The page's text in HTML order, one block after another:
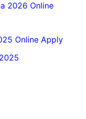
2026 Online
Online Apply